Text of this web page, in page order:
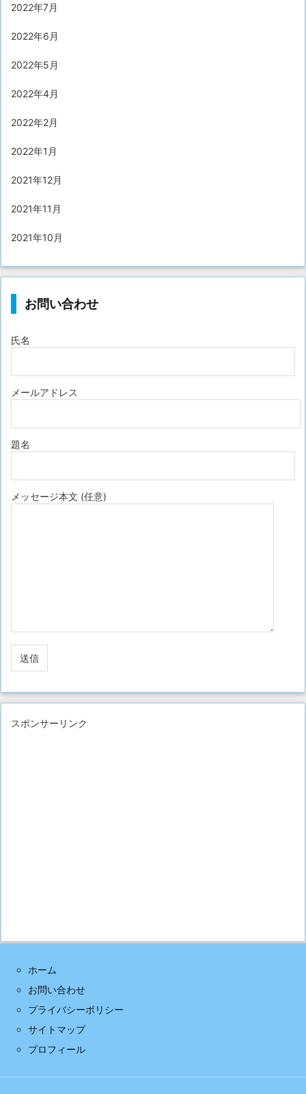
2022年7月
2022年6月
2022年5月
2022年4月
2022年2月
2022年1月
2021年12月
2021年11月
2021年10月
お問い合わせ
氏名
メールアドレス
題名
メッセージ本文 (任意)
スポンサーリンク
ホーム
お問い合わせ
プライバシーポリシー
サイトマップ
プロフィール